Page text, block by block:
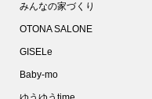
みんなの家づくり
OTONA SALONE
GISELe
Baby-mo